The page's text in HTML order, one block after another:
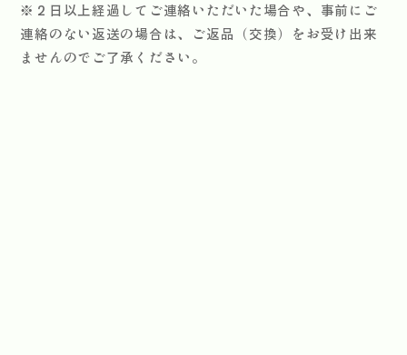
※２日以上経過してご連絡いただいた場合や、事前にご
連絡のない返送の場合は、ご返品（交換）をお受け出来
ませんのでご了承ください。